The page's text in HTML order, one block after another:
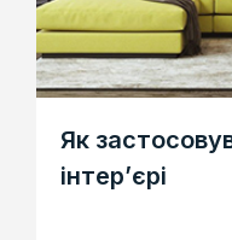
Як
інтер’єрі